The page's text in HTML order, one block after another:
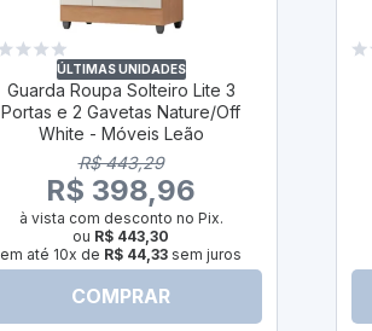
ÚLTIMAS UNIDADES
Guarda Roupa Solteiro Lite 3
Portas e 2 Gavetas Nature/Off
White - Móveis Leão
R$ 443,29
R$ 398,96
à vista com desconto no Pix.
ou R$ 443,30
em até 10x de R$ 44,33 sem juros
COMPRAR